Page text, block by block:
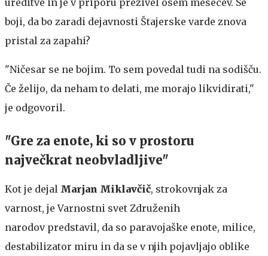
ureditve in je v priporu preživel osem mesecev. Se
boji, da bo zaradi dejavnosti Štajerske varde znova
pristal za zapahi?
"Ničesar se ne bojim. To sem povedal tudi na sodišču.
Če želijo, da neham to delati, me morajo likvidirati,"
je odgovoril.
"Gre za enote, ki so v prostoru
največkrat neobvladljive"
Kot je dejal Marjan Miklavčič, strokovnjak za
varnost, je Varnostni svet Združenih
narodov predstavil, da so paravojaške enote, milice,
destabilizator miru in da se v njih pojavljajo oblike